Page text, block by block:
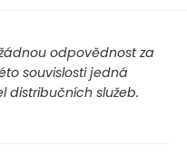
odpovědnost za
souvislosti jedná
distribučních služeb.